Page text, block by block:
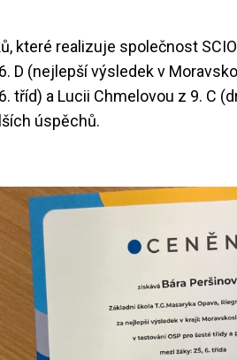
realizuje společnost
D (nejlepší výsledek v
tříd) a Lucii Chmelovou z 9. C
úspěchů.